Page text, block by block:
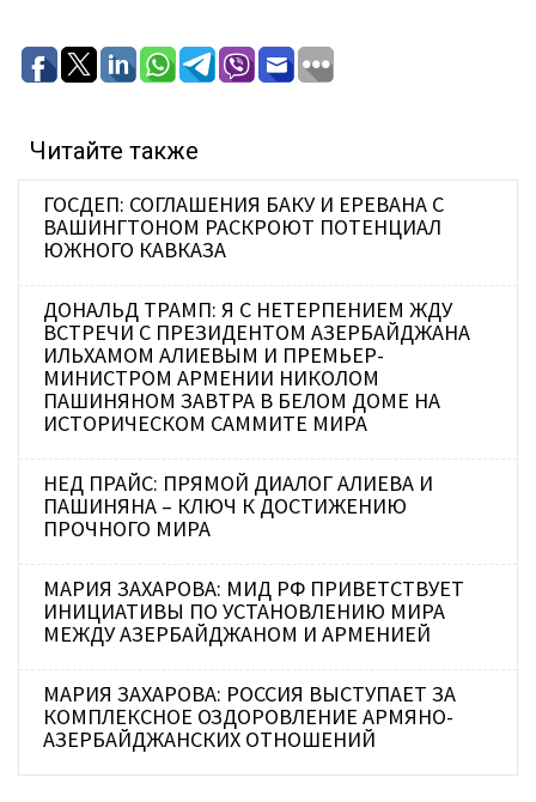
Читайте также
ГОСДЕП: СОГЛАШЕНИЯ БАКУ И ЕРЕВАНА С
ВАШИНГТОНОМ РАСКРОЮТ ПОТЕНЦИАЛ
ЮЖНОГО КАВКАЗА
ДОНАЛЬД ТРАМП: Я С НЕТЕРПЕНИЕМ ЖДУ
ВСТРЕЧИ С ПРЕЗИДЕНТОМ АЗЕРБАЙДЖАНА
ИЛЬХАМОМ АЛИЕВЫМ И ПРЕМЬЕР-
МИНИСТРОМ АРМЕНИИ НИКОЛОМ
ПАШИНЯНОМ ЗАВТРА В БЕЛОМ ДОМЕ НА
ИСТОРИЧЕСКОМ САММИТЕ МИРА
НЕД ПРАЙС: ПРЯМОЙ ДИАЛОГ АЛИЕВА И
ПАШИНЯНА – КЛЮЧ К ДОСТИЖЕНИЮ
ПРОЧНОГО МИРА
МАРИЯ ЗАХАРОВА: МИД РФ ПРИВЕТСТВУЕТ
ИНИЦИАТИВЫ ПО УСТАНОВЛЕНИЮ МИРА
МЕЖДУ АЗЕРБАЙДЖАНОМ И АРМЕНИЕЙ
МАРИЯ ЗАХАРОВА: РОССИЯ ВЫСТУПАЕТ ЗА
КОМПЛЕКСНОЕ ОЗДОРОВЛЕНИЕ АРМЯНО-
АЗЕРБАЙДЖАНСКИХ ОТНОШЕНИЙ